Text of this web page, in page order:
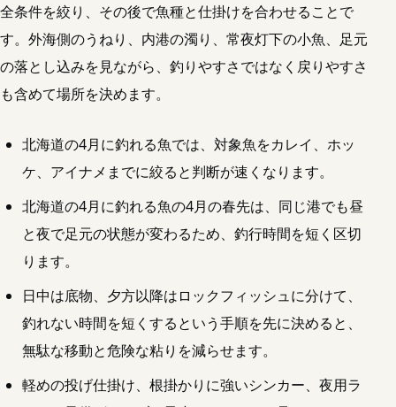
全条件を絞り、その後で魚種と仕掛けを合わせることで
す。外海側のうねり、内港の濁り、常夜灯下の小魚、足元
の落とし込みを見ながら、釣りやすさではなく戻りやすさ
も含めて場所を決めます。
北海道の4月に釣れる魚では、対象魚をカレイ、ホッ
ケ、アイナメまでに絞ると判断が速くなります。
北海道の4月に釣れる魚の4月の春先は、同じ港でも昼
と夜で足元の状態が変わるため、釣行時間を短く区切
ります。
日中は底物、夕方以降はロックフィッシュに分けて、
釣れない時間を短くするという手順を先に決めると、
無駄な移動と危険な粘りを減らせます。
軽めの投げ仕掛け、根掛かりに強いシンカー、夜用ラ